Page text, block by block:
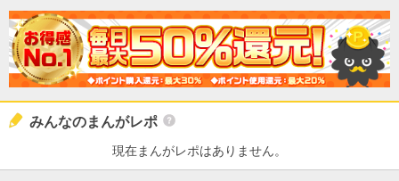
みんなのまんがレポ
現在まんがレポはありません。